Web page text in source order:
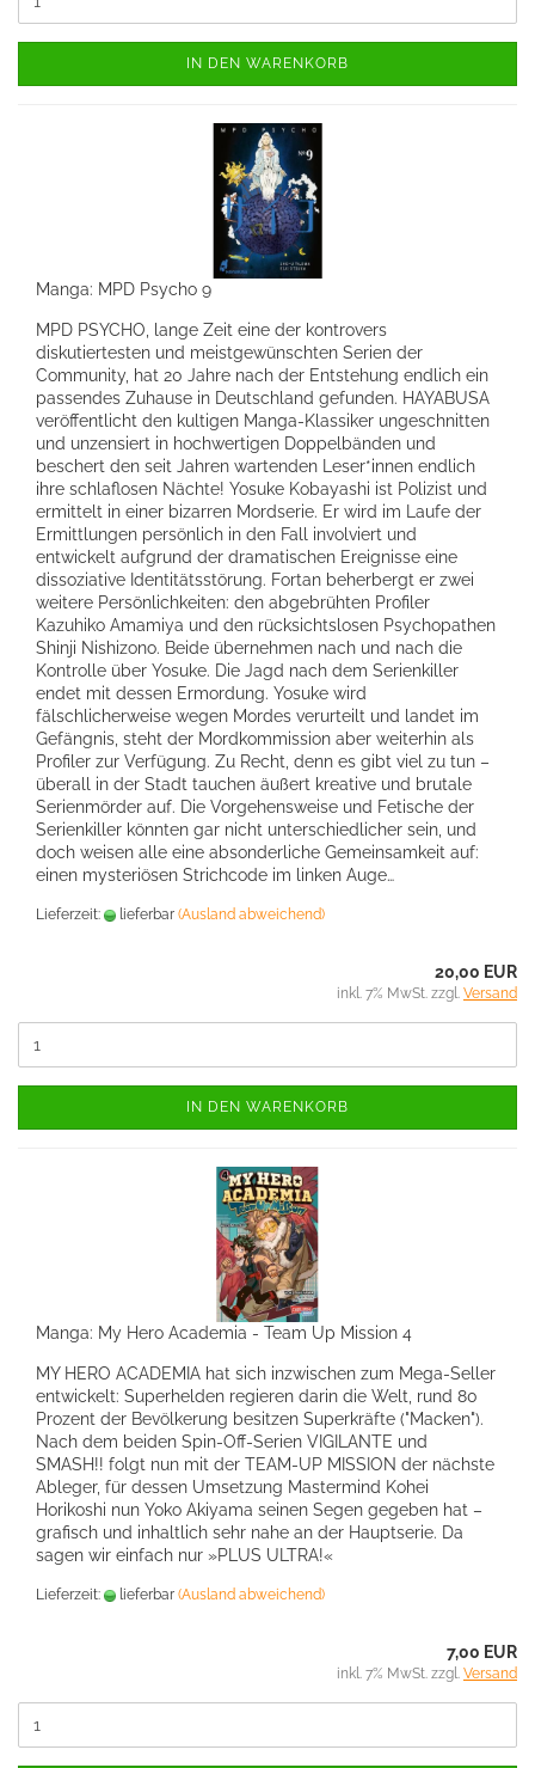
IN DEN WARENKORB
Manga: MPD Psycho 9
MPD PSYCHO, lange Zeit eine der kontrovers
diskutiertesten und meistgewünschten Serien der
Community, hat 20 Jahre nach der Entstehung endlich ein
passendes Zuhause in Deutschland gefunden. HAYABUSA
veröffentlicht den kultigen Manga-Klassiker ungeschnitten
und unzensiert in hochwertigen Doppelbänden und
beschert den seit Jahren wartenden Leser*innen endlich
ihre schlaflosen Nächte! Yosuke Kobayashi ist Polizist und
ermittelt in einer bizarren Mordserie. Er wird im Laufe der
Ermittlungen persönlich in den Fall involviert und
entwickelt aufgrund der dramatischen Ereignisse eine
dissoziative Identitätsstörung. Fortan beherbergt er zwei
weitere Persönlichkeiten: den abgebrühten Profiler
Kazuhiko Amamiya und den rücksichtslosen Psychopathen
Shinji Nishizono. Beide übernehmen nach und nach die
Kontrolle über Yosuke. Die Jagd nach dem Serienkiller
endet mit dessen Ermordung. Yosuke wird
fälschlicherweise wegen Mordes verurteilt und landet im
Gefängnis, steht der Mordkommission aber weiterhin als
Profiler zur Verfügung. Zu Recht, denn es gibt viel zu tun –
überall in der Stadt tauchen äußert kreative und brutale
Serienmörder auf. Die Vorgehensweise und Fetische der
Serienkiller könnten gar nicht unterschiedlicher sein, und
doch weisen alle eine absonderliche Gemeinsamkeit auf:
einen mysteriösen Strichcode im linken Auge…
Lieferzeit: lieferbar (Ausland abweichend)
20,00 EUR
inkl. 7% MwSt. zzgl. Versand
IN DEN WARENKORB
Manga: My Hero Academia - Team Up Mission 4
MY HERO ACADEMIA hat sich inzwischen zum Mega-Seller
entwickelt: Superhelden regieren darin die Welt, rund 80
Prozent der Bevölkerung besitzen Superkräfte ("Macken").
Nach dem beiden Spin-Off-Serien VIGILANTE und
SMASH!! folgt nun mit der TEAM-UP MISSION der nächste
Ableger, für dessen Umsetzung Mastermind Kohei
Horikoshi nun Yoko Akiyama seinen Segen gegeben hat –
grafisch und inhaltlich sehr nahe an der Hauptserie. Da
sagen wir einfach nur »PLUS ULTRA!«
Lieferzeit: lieferbar (Ausland abweichend)
7,00 EUR
inkl. 7% MwSt. zzgl. Versand